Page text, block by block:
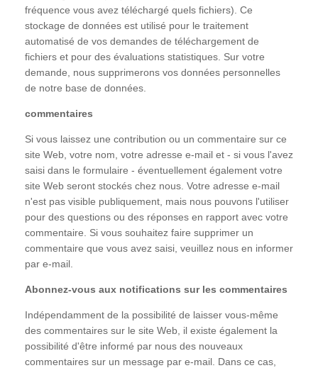
fréquence vous avez téléchargé quels fichiers). Ce
stockage de données est utilisé pour le traitement
automatisé de vos demandes de téléchargement de
fichiers et pour des évaluations statistiques. Sur votre
demande, nous supprimerons vos données personnelles
de notre base de données.
commentaires
Si vous laissez une contribution ou un commentaire sur ce
site Web, votre nom, votre adresse e-mail et - si vous l'avez
saisi dans le formulaire - éventuellement également votre
site Web seront stockés chez nous. Votre adresse e-mail
n'est pas visible publiquement, mais nous pouvons l'utiliser
pour des questions ou des réponses en rapport avec votre
commentaire. Si vous souhaitez faire supprimer un
commentaire que vous avez saisi, veuillez nous en informer
par e-mail.
Abonnez-vous aux notifications sur les commentaires
Indépendamment de la possibilité de laisser vous-même
des commentaires sur le site Web, il existe également la
possibilité d'être informé par nous des nouveaux
commentaires sur un message par e-mail. Dans ce cas,